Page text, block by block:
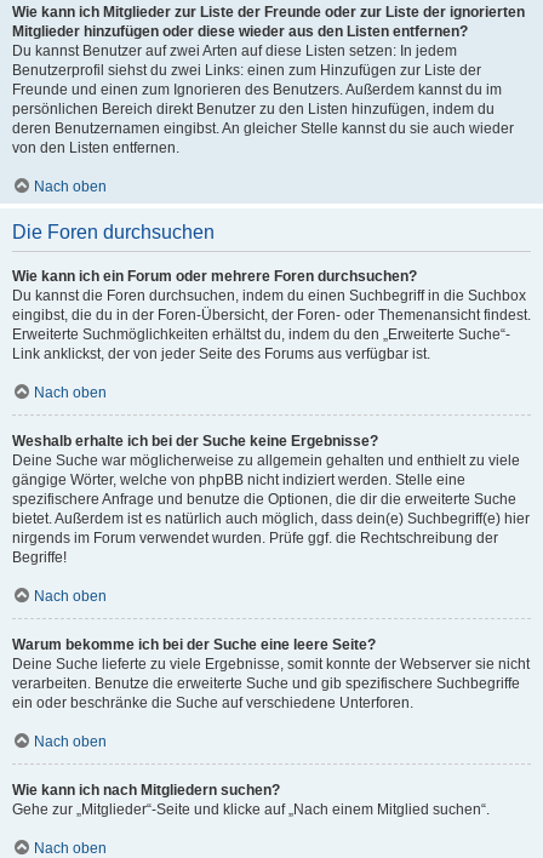
Wie kann ich Mitglieder zur Liste der Freunde oder zur Liste der ignorierten
Mitglieder hinzufügen oder diese wieder aus den Listen entfernen?
Du kannst Benutzer auf zwei Arten auf diese Listen setzen: In jedem
Benutzerprofil siehst du zwei Links: einen zum Hinzufügen zur Liste der
Freunde und einen zum Ignorieren des Benutzers. Außerdem kannst du im
persönlichen Bereich direkt Benutzer zu den Listen hinzufügen, indem du
deren Benutzernamen eingibst. An gleicher Stelle kannst du sie auch wieder
von den Listen entfernen.
Nach oben
Die Foren durchsuchen
Wie kann ich ein Forum oder mehrere Foren durchsuchen?
Du kannst die Foren durchsuchen, indem du einen Suchbegriff in die Suchbox
eingibst, die du in der Foren-Übersicht, der Foren- oder Themenansicht findest.
Erweiterte Suchmöglichkeiten erhältst du, indem du den „Erweiterte Suche“-
Link anklickst, der von jeder Seite des Forums aus verfügbar ist.
Nach oben
Weshalb erhalte ich bei der Suche keine Ergebnisse?
Deine Suche war möglicherweise zu allgemein gehalten und enthielt zu viele
gängige Wörter, welche von phpBB nicht indiziert werden. Stelle eine
spezifischere Anfrage und benutze die Optionen, die dir die erweiterte Suche
bietet. Außerdem ist es natürlich auch möglich, dass dein(e) Suchbegriff(e) hier
nirgends im Forum verwendet wurden. Prüfe ggf. die Rechtschreibung der
Begriffe!
Nach oben
Warum bekomme ich bei der Suche eine leere Seite?
Deine Suche lieferte zu viele Ergebnisse, somit konnte der Webserver sie nicht
verarbeiten. Benutze die erweiterte Suche und gib spezifischere Suchbegriffe
ein oder beschränke die Suche auf verschiedene Unterforen.
Nach oben
Wie kann ich nach Mitgliedern suchen?
Gehe zur „Mitglieder“-Seite und klicke auf „Nach einem Mitglied suchen“.
Nach oben